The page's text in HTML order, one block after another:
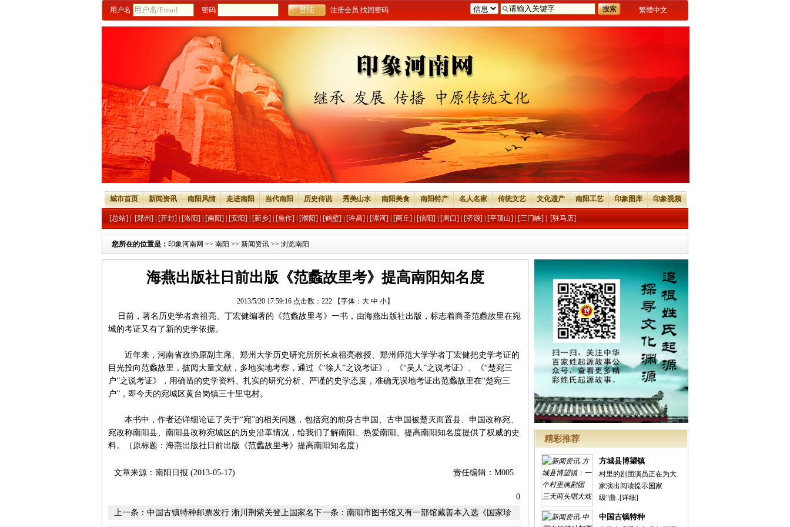
繁體中文
用户名 密码 注册会员 找回密码
城市首页 新闻资讯 南阳风情 走进南阳 当代南阳 历史传说 秀美山水 南阳美食 南阳特产 名人名家 传统文艺 文化遗产 南阳工艺 印象图库 印象视频
[总站] [郑州] [开封] [洛阳] [南阳] [安阳] [新乡] [焦作] [濮阳] [鹤壁] [许昌] [漯河] [商丘] [信阳] [周口] [济源] [平顶山] [三门峡] [驻马店]
您所在的位置是： 印象河南网 >> 南阳 >> 新闻资讯 >> 浏览南阳
精彩推荐
方城县博望镇
村里的剧团演员正在为大
家演出阅读提示国家
级“曲..[详细]
中国古镇特种
海燕出版社日前出版《范蠡故里考》提高南阳知名度
2013/5/20 17:59:16 点击数： 222 【字体： 大 中 小】
日前，著名历史学者袁祖亮、丁宏健编著的《范蠡故里考》一书，由海燕出版社出版，标志着商圣范蠡故里在宛
城的考证又有了新的史学依据。
近年来，河南省政协原副主席、郑州大学历史研究所所长袁祖亮教授、郑州师范大学学者丁宏健把史学考证的
目光投向范蠡故里，披阅大量文献，多地实地考察，通过《“徐人”之说考证》、《“吴人”之说考证》、《“楚宛三
户”之说考证》，用确凿的史学资料、扎实的研究分析、严谨的史学态度，准确无误地考证出范蠡故里在“楚宛三
户”，即今天的宛城区黄台岗镇三十里屯村。
本书中，作者还详细论证了关于“宛”的相关问题，包括宛的前身古申国、古申国被楚灭而置县、申国改称宛、
宛改称南阳县、南阳县改称宛城区的历史沿革情况，给我们了解南阳、热爱南阳、提高南阳知名度提供了权威的史
料。（原标题：海燕出版社日前出版《范蠡故里考》提高南阳知名度）
责任编辑：M005
文章来源：南阳日报 (2013-05-17)
0
下一条： 南阳市图书馆又有一部馆藏善本入选《国家珍
上一条： 中国古镇特种邮票发行 淅川荆紫关登上国家名